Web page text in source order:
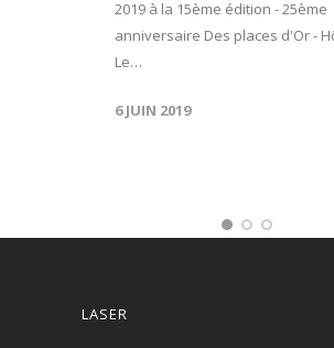
2019 à la 15ème édition - 25ème
anniversaire Des places d'Or -
Le…
6 JUIN 2019
LASER